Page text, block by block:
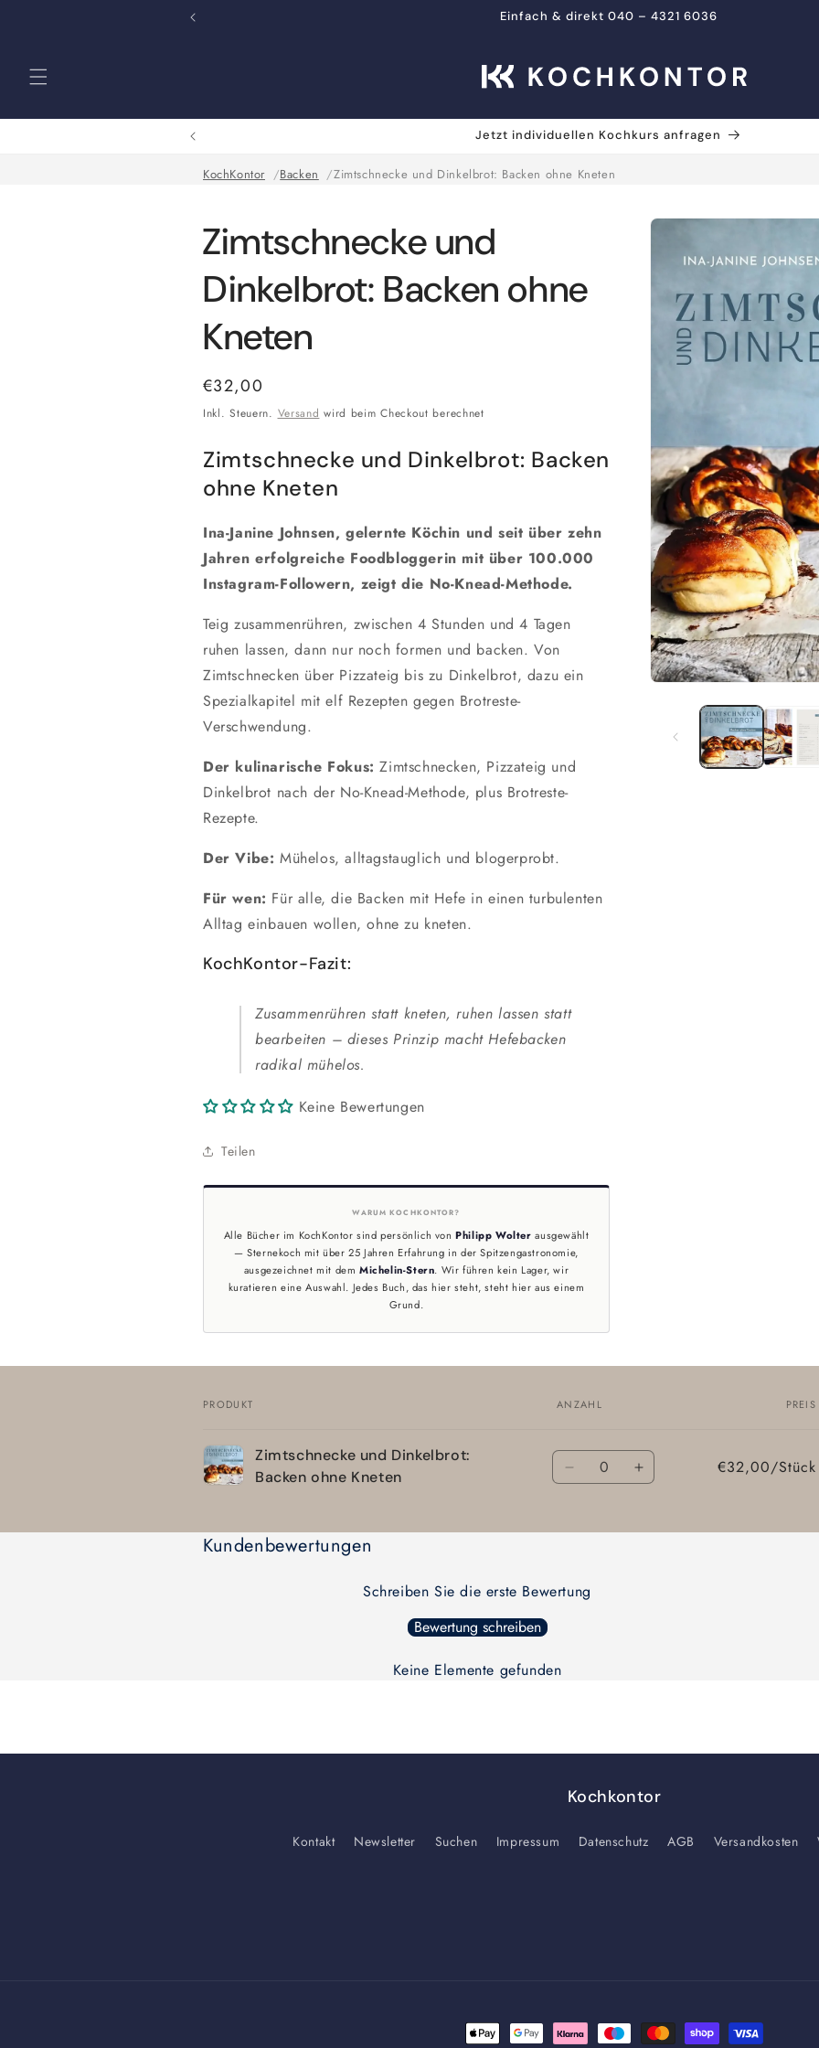
Einfach & direkt 040 – 4321 6036
Jetzt individuellen Kochkurs anfragen
KochKontor Backen Zimtschnecke und Dinkelbrot: Backen ohne Kneten
Zu
springen
öffnen
Zimtschnecke und
Dinkelbrot: Backen ohne
Kneten
Normaler
Preis
€32,00
Inkl. Steuern. Versand wird beim Checkout berechnet
Zimtschnecke und Dinkelbrot: Backen
ohne Kneten
Ina-Janine Johnsen, gelernte Köchin und seit über zehn
Jahren erfolgreiche Foodbloggerin mit über 100.000
Instagram-Followern, zeigt die No-Knead-Methode.
Teig zusammenrühren, zwischen 4 Stunden und 4 Tagen
ruhen lassen, dann nur noch formen und backen. Von
Zimtschnecken über Pizzateig bis zu Dinkelbrot, dazu ein
Spezialkapitel mit elf Rezepten gegen Brotreste-
Verschwendung.
Der kulinarische Fokus: Zimtschnecken, Pizzateig und
Dinkelbrot nach der No-Knead-Methode, plus Brotreste-
Rezepte.
Der Vibe: Mühelos, alltagstauglich und blogerprobt.
Für wen: Für alle, die Backen mit Hefe in einen turbulenten
Alltag einbauen wollen, ohne zu kneten.
KochKontor-Fazit:
Zusammenrühren statt kneten, ruhen lassen statt
bearbeiten – dieses Prinzip macht Hefebacken
radikal mühelos.
Keine Bewertungen
Teilen
WARUM KOCHKONTOR?
Alle Bücher im KochKontor sind persönlich vonPhilipp Wolter ausgewählt
— Sternekoch mit über 25 Jahren Erfahrung in der Spitzengastronomie,
ausgezeichnet mit dem Michelin-Stern. Wir führen kein Lager, wir
kuratieren eine Auswahl. Jedes Buch, das hier steht, steht hier aus einem
Grund.
Dein
Warenkorb
PRODUKT ANZAHL PREIS
Zimtschnecke und Dinkelbrot:
Backen ohne Kneten
Anzahl
Verringere
für
Erhöhe
für
€32,00/Stück
geladen ...
Kundenbewertungen
Schreiben Sie die erste Bewertung
Bewertung schreiben
Keine Elemente gefunden
Kochkontor
Kontakt Newsletter Suchen Impressum Datenschutz AGB Versandkosten
Zahlungsmethoden